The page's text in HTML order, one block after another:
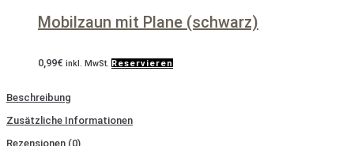
Mobilzaun mit Plane (schwarz)
0,99€ inkl. MwSt. Reservieren
Beschreibung
Zusätzliche Informationen
Rezensionen (0)